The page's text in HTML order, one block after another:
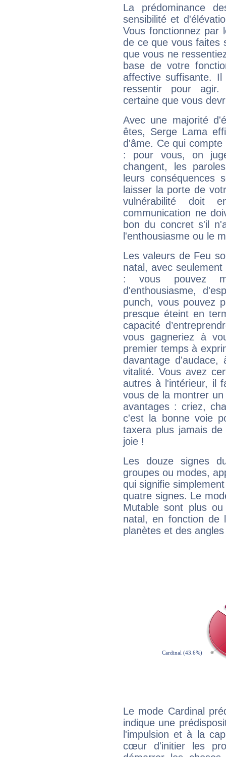
La prédominance
sensibilité et
Vous fonctionnez
de ce que vous faites
que vous ne
base de votre
affective suffisante.
ressentir pour agir.
certaine que vous
Avec une majorité
êtes, Serge Lama
d'âme. Ce qui
: pour vous, on
changent, les
leurs conséquences
laisser la porte de
vulnérabilité doit
communication ne
bon du concret s'il
l'enthousiasme ou le
Les valeurs de Feu
natal, avec
: vous pouvez
d'enthousiasme,
punch, vous pouvez
presque éteint en
capacité
vous gagneriez à
premier temps à
davantage
vitalité. Vous avez
autres à l'intérieur, il
vous de la montrer
avantages : criez,
c'est la bonne voie
taxera plus jamais
joie !
Les douze signes
groupes ou modes,
qui signifie
quatre signes. Le
Mutable sont plus
natal, en fonction de
planètes et des
Le mode Cardinal
indique une
l'impulsion et à la
cœur d'initier les